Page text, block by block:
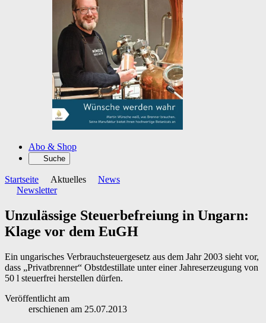
Abo & Shop
Suche
Startseite Aktuelles
News
Newsletter
Unzulässige Steuerbefreiung in Ungarn:
Klage vor dem EuGH
Ein ungarisches Verbrauchsteuergesetz aus dem Jahr 2003 sieht vor,
dass „Privatbrenner“ Obstdestillate unter einer Jahreserzeugung von
50 l steuerfrei herstellen dürfen.
Veröffentlicht am
erschienen am 25.07.2013